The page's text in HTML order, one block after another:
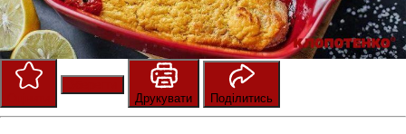
Друкувати
Поділитись